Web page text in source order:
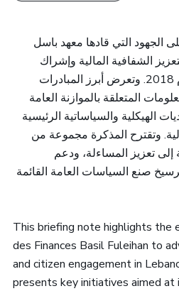
الجهود التي قادها معهد باسل
الشفافية المالية وإشراك
المواطنين في لبنان منذ عام 2018. وتعرض أبرز المبادرات
المتعلقة بالموازنة العامة
الهيكلية والسياساتية الرئيسية
وتقترح المذكرة مجموعة من
إلى تعزيز المساءلة، ودعم
صنع السياسات العامة القائمة
This briefing note highlights
des Finances Basil Fuleihan to
and citizen engagement in
presents key initiatives aimed at